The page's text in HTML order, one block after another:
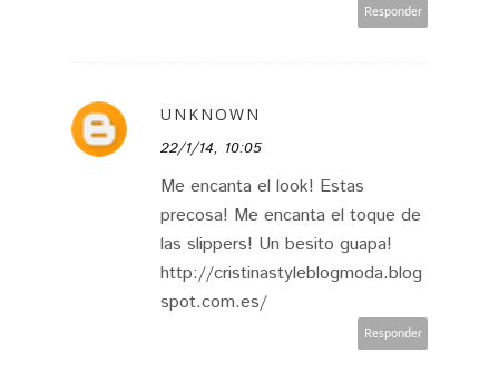
Responder
UNKNOWN
22/1/14, 10:05
Me encanta el look! Estas
precosa! Me encanta el toque de
las slippers! Un besito guapa!
http://cristinastyleblogmoda.blog
spot.com.es/
Responder